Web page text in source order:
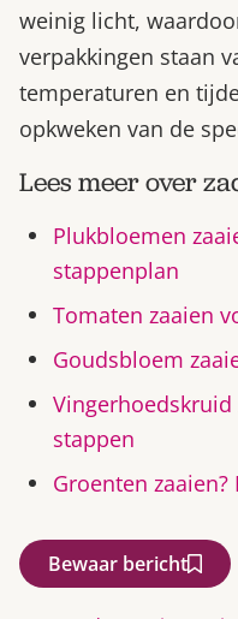
weinig licht,
verpakkingen staan
temperaturen en
opkweken van de
Lees meer over
Plukbloemen
stappenplan
Tomaten zaaien
Goudsbloem
stappen
Groenten
Bewaar bericht